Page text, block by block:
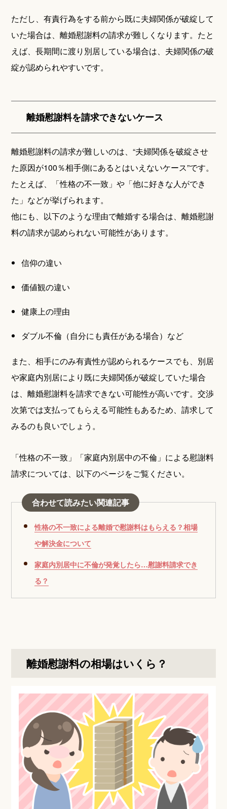
ただし、有責行為をする前から既に夫婦関係が破綻して
いた場合は、離婚慰謝料の請求が難しくなります。たと
えば、長期間に渡り別居している場合は、夫婦関係の破
綻が認められやすいです。
離婚慰謝料を請求できないケース
離婚慰謝料の請求が難しいのは、“夫婦関係を破綻させ
た原因が100％相手側にあるとはいえないケース”です。
たとえば、「性格の不一致」や「他に好きな人ができ
た」などが挙げられます。
他にも、以下のような理由で離婚する場合は、離婚慰謝
料の請求が認められない可能性があります。
信仰の違い
価値観の違い
健康上の理由
ダブル不倫（自分にも責任がある場合）など
また、相手にのみ有責性が認められるケースでも、別居
や家庭内別居により既に夫婦関係が破綻していた場合
は、離婚慰謝料を請求できない可能性が高いです。交渉
次第では支払ってもらえる可能性もあるため、請求して
みるのも良いでしょう。
「性格の不一致」「家庭内別居中の不倫」による慰謝料
請求については、以下のページをご覧ください。
合わせて読みたい関連記事
性格の不一致による離婚で慰謝料はもらえる？相場
や解決金について
家庭内別居中に不倫が発覚したら…慰謝料請求でき
る？
離婚慰謝料の相場はいくら？